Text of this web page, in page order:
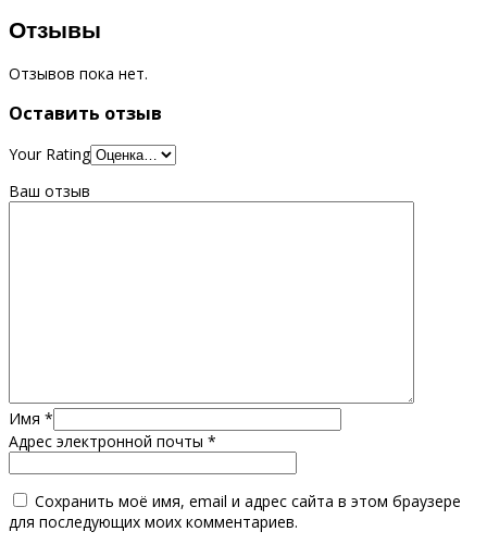
Отзывы
Отзывов пока нет.
Оставить отзыв
Your Rating
Ваш отзыв
Имя *
Адрес электронной почты *
Сохранить моё имя, email и адрес сайта в этом браузере
для последующих моих комментариев.